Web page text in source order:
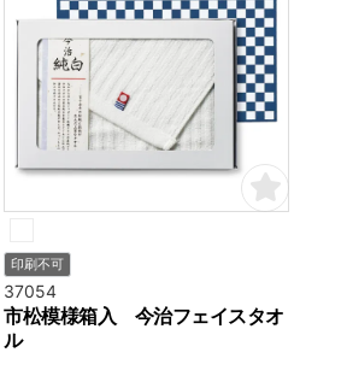
印刷不可
37054
市松模様箱入 今治フェイスタオ
ル